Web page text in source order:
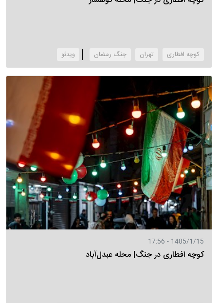
کوچه افطاری تهران جنگ رمضان ‌ویدئو
1405/1/15 - 17:56
کوچه افطاری در جنگ| محله عبدل‌آباد